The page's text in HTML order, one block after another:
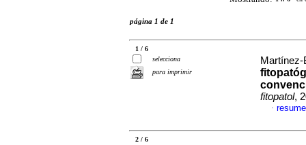
página 1 de 1
1 / 6
selecciona
para imprimir
fitopatol,
·
2 / 6